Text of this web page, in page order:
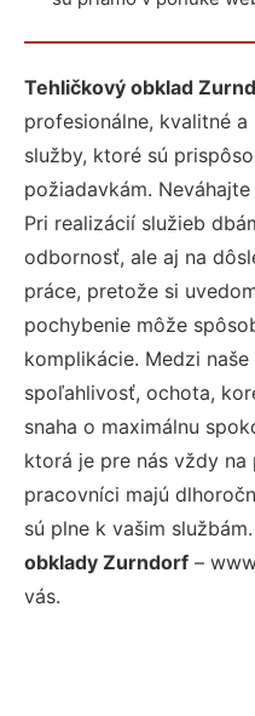
Tehličkový obklad
profesionálne, kvalitné
služby, ktoré sú
požiadavkám.
Pri realizácií služieb
odbornosť, ale aj na
práce, pretože si
pochybenie môže
komplikácie. Medzi
spoľahlivosť, ochota,
snaha o maximálnu
ktorá je pre nás vždy na
pracovníci majú
sú plne k vašim službám.
obklady Zurndorf –
vás.